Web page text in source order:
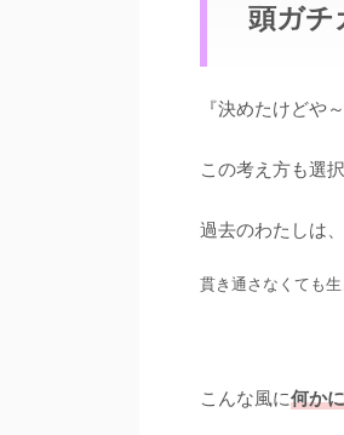
頭ガチ
『決めたけどや
この考え方も選
過去のわたしは
貫き通さなくても
こんな風に何か